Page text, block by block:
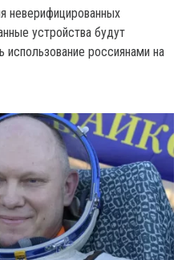
неверифицированных
устройства будут
использование россиянами на